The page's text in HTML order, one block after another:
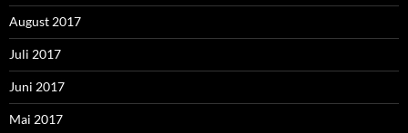
August 2017
Juli 2017
Juni 2017
Mai 2017